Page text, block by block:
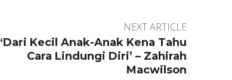
NEXT ARTICLE
‘Dari Kecil Anak-Anak Kena Tahu
Cara Lindungi Diri’ – Zahirah
Macwilson